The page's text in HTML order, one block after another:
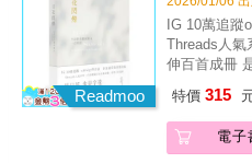
錄1〕天黑洗
聲景QR
作。Track 1
行道樹與薩
Track 5 擬
8 欄杆拍遍
情人✦✦✦〔
畫作✦✦✦【
共感。 「
不分輯的四
言，沒有什
漸麻木的詞
……同時間也
以建構起自
續。 幾千種
Readmoo
IG 10萬追蹤
Threads人氣
伸百首成冊 是日花，也是字花 上媠上入心的詩
的你 *正規
釋義，適合親子
hue）， 指
特價 315
電子